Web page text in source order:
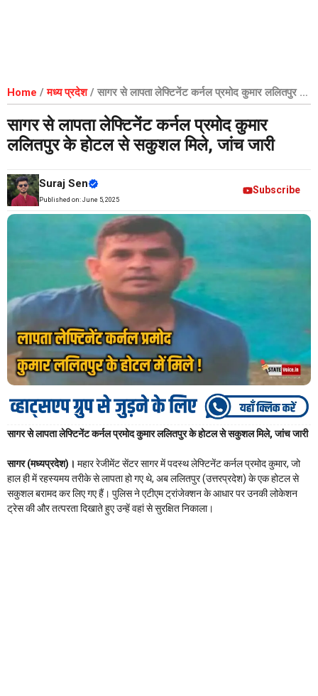
Home /मध्य प्रदेश/ सागर से लापता लेफ्टिनेंट कर्नल प्रमोद कुमार ललितपुर के
होटल से सकुशल मिले, जांच जारी
सागर से लापता लेफ्टिनेंट कर्नल प्रमोद कुमार
ललितपुर के होटल से सकुशल मिले, जांच जारी
Suraj Sen
Published on: June 5, 2025
Subscribe
सागर से लापता लेफ्टिनेंट कर्नल प्रमोद कुमार ललितपुर के होटल से सकुशल मिले, जांच जारी
सागर (मध्यप्रदेश)। महार रेजीमेंट सेंटर सागर में पदस्थ लेफ्टिनेंट कर्नल प्रमोद कुमार, जो
हाल ही में रहस्यमय तरीके से लापता हो गए थे, अब ललितपुर (उत्तरप्रदेश) के एक होटल से
सकुशल बरामद कर लिए गए हैं। पुलिस ने एटीएम ट्रांजेक्शन के आधार पर उनकी लोकेशन
ट्रेस की और तत्परता दिखाते हुए उन्हें वहां से सुरक्षित निकाला।